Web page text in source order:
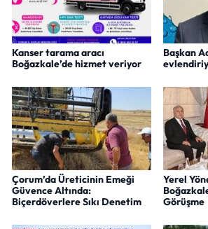
Kanser tarama aracı
Boğazkale’de hizmet veriyor
Başkan
Çorum’da Üreticinin Emeği
Güvence Altında:
Biçerdöverlere Sıkı Denetim
Yerel
Görüşme